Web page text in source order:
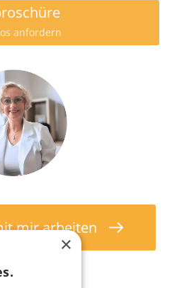
anfordern
mir arbeiten
×